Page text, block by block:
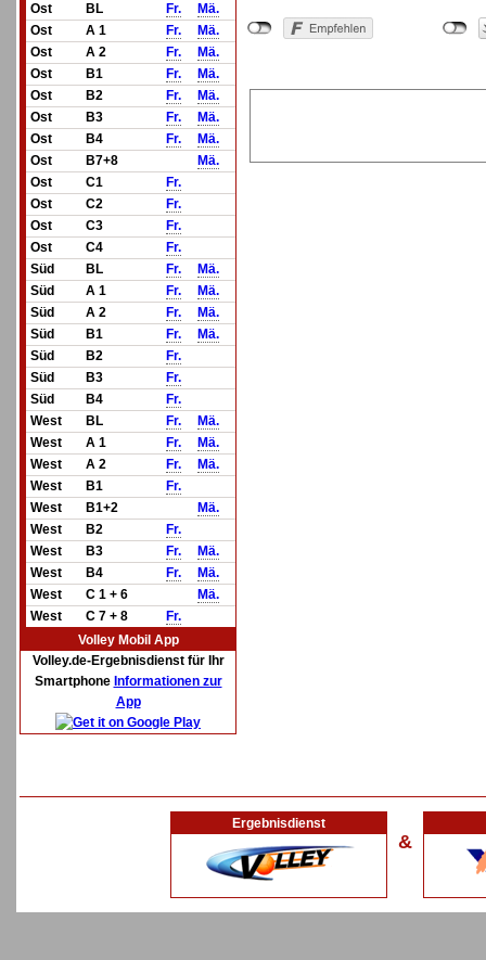
Ost
BL Fr.
Mä.
Ost
A 1 Fr.
Mä.
Ost
A 2 Fr.
Mä.
Ost
B1 Fr.
Mä.
Ost
B2 Fr.
Mä.
Ost
B3 Fr.
Mä.
Ost
B4 Fr.
Mä.
Ost
B7+8
Mä.
Ost
C1
Fr.
Ost
C2
Fr.
Ost
C3
Fr.
Ost
C4
Fr.
Süd
BL Fr.
Mä.
Süd
A 1 Fr.
Mä.
Süd
A 2 Fr.
Mä.
Süd
B1 Fr.
Mä.
Süd
B2
Fr.
Süd
B3
Fr.
Süd
B4
Fr.
West
BL Fr.
Mä.
West
A 1 Fr.
Mä.
West
A 2 Fr.
Mä.
West
B1
Fr.
West
B1+2
Mä.
West
B2
Fr.
West
B3 Fr.
Mä.
West
B4 Fr.
Mä.
West
C 1 + 6
Mä.
West
C 7 + 8
Fr.
Volley Mobil App
Volley.de-Ergebnisdienst für Ihr
Smartphone Informationen zur
App
Ergebnisdienst
&